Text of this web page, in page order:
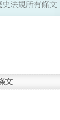
史法規所有條文
文